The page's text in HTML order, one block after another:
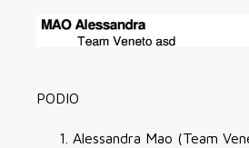
PODIO
Alessandra Mao (Team